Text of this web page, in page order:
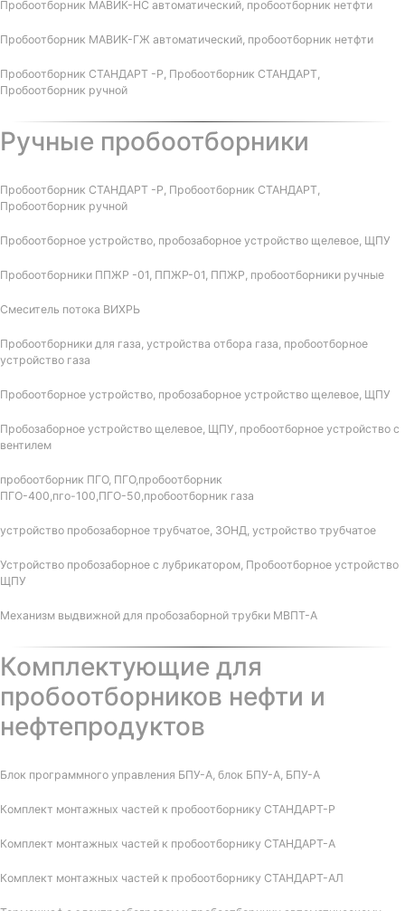
Пробоотборник МАВИК-НС автоматический, пробоотборник нетфти
Пробоотборник МАВИК-ГЖ автоматический, пробоотборник нетфти
Пробоотборник СТАНДАРТ -Р, Пробоотборник СТАНДАРТ,
Пробоотборник ручной
Ручные пробоотборники
Пробоотборник СТАНДАРТ -Р, Пробоотборник СТАНДАРТ,
Пробоотборник ручной
Пробоотборное устройство, пробозаборное устройство щелевое, ЩПУ
Пробоотборники ППЖР -01, ППЖР-01, ППЖР, пробоотборники ручные
Смеситель потока ВИХРЬ
Пробоотборники для газа, устройства отбора газа, пробоотборное
устройство газа
Пробоотборное устройство, пробозаборное устройство щелевое, ЩПУ
Пробозаборное устройство щелевое, ЩПУ, пробоотборное устройство с
вентилем
пробоотборник ПГО, ПГО,пробоотборник
ПГО-400,пго-100,ПГО-50,пробоотборник газа
устройство пробозаборное трубчатое, ЗОНД, устройство трубчатое
Устройство пробозаборное с лубрикатором, Пробоотборное устройство
ЩПУ
Механизм выдвижной для пробозаборной трубки МВПТ-А
Комплектующие для
пробоотборников нефти и
нефтепродуктов
Блок программного управления БПУ-А, блок БПУ-А, БПУ-А
Комплект монтажных частей к пробоотборнику СТАНДАРТ-Р
Комплект монтажных частей к пробоотборнику СТАНДАРТ-А
Комплект монтажных частей к пробоотборнику СТАНДАРТ-АЛ